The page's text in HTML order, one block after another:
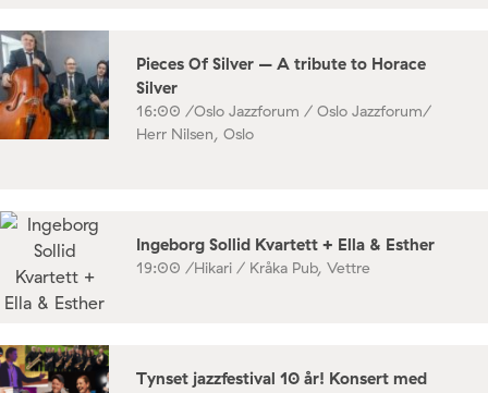
Pieces Of Silver – A tribute to Horace
Silver
16:00 /Oslo Jazzforum / Oslo Jazzforum/
Herr Nilsen, Oslo
Ingeborg Sollid Kvartett + Ella & Esther
19:00 /Hikari / Kråka Pub, Vettre
Tynset jazzfestival 10 år! Konsert med